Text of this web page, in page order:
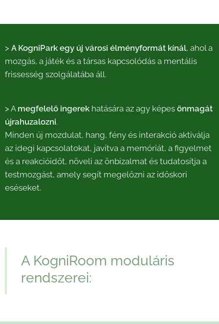
> A KogniPark egy új városi élményformát kínál, ahol a
mozgás, a játék és a társas kapcsolódás a mentális
frissesség szolgálatába áll.
> A megfelelő ingerek hatására az agy képes önmagát
újrahuzalozni.
Minden új mozdulat, hang, fény és interakció aktiválja
az idegi kapcsolatokat, javítva a memóriát, a figyelmet
és a reakcióidőt, növeli az önbizalmat és tudatosítja a
testmozgást, amely segít megelőzni az időskori
eséseket.
A KogniRoom moduláris
rendszerei: